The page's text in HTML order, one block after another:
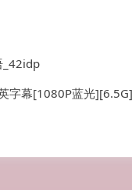
_42idp
字幕[1080P蓝光][6.5G]